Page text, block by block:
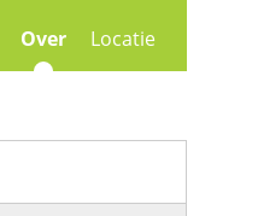
Over Locatie